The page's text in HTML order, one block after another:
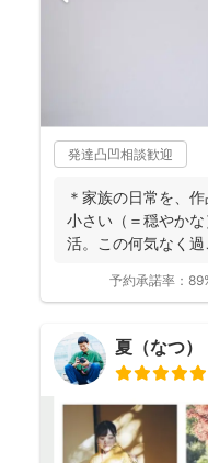
発達凸凹相談歓迎
＊家族の日常を、
小さい（＝穏やか
活。この何気なく
予約承諾率：
夏（なつ）